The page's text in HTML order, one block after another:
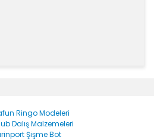
Yorum Yaz
bozuk veya görüntülenemiyor.